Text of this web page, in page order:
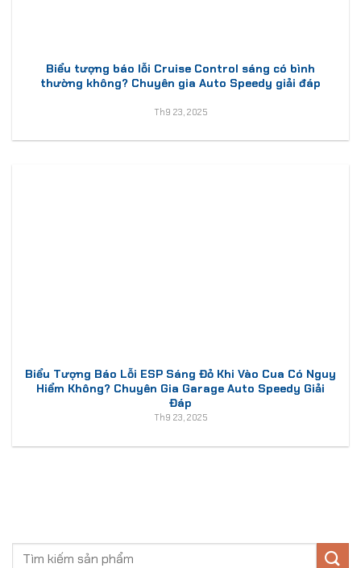
Biểu tượng báo lỗi Cruise Control sáng có bình
thường không? Chuyên gia Auto Speedy giải đáp
Th9 23, 2025
Biểu Tượng Báo Lỗi ESP Sáng Đỏ Khi Vào Cua Có Nguy
Hiểm Không? Chuyên Gia Garage Auto Speedy Giải
Đáp
Th9 23, 2025